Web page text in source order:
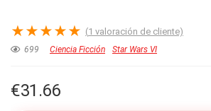
★★★★★ (1 valoración de cliente)
699 Ciencia Ficción Star Wars VI
€31.66